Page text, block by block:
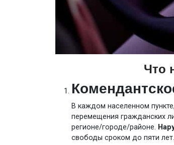
Что
В каждом населенном
перемещения гражданских
регионе/городе/районе.
свободы сроком до пяти лет.